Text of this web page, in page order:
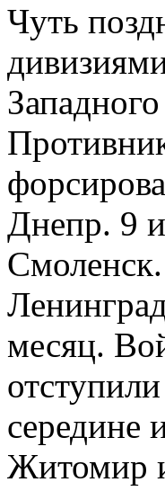
Чуть
Днепр. 9
месяц.
середине
Житомир